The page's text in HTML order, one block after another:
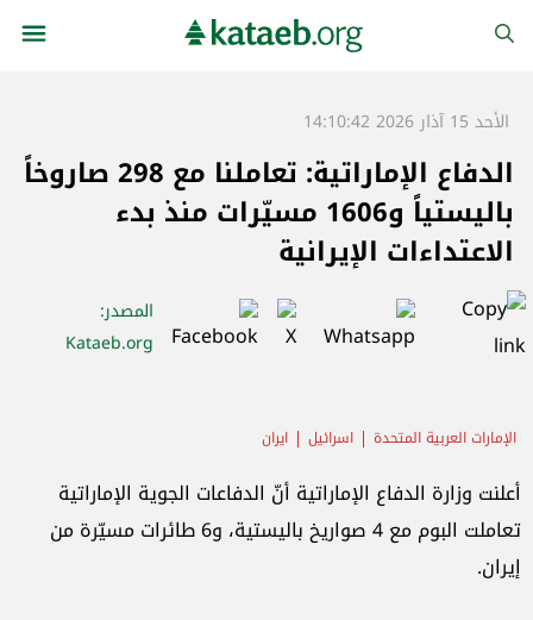
الأحد 15 آذار 2026 14:10:42
الدفاع الإماراتية: تعاملنا مع 298 صاروخاً
باليستياً و1606 مسيّرات منذ بدء
الاعتداءات الإيرانية
المصدر:
Kataeb.org
الإمارات العربية المتحدة اسرائيل ايران
أعلنت وزارة الدفاع الإماراتية أنّ الدفاعات الجوية الإماراتية
تعاملت البوم مع 4 صواريخ باليستية، و6 طائرات مسيّرة من
إيران.